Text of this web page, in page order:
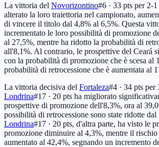
La vittoria del Novorizontino#6 · 33 pts per 2-
alterato la loro traiettoria nel campionato,
di vincere il titolo dal 4,8% al 6,5%. Questa
incrementato le loro possibilità di promozione
al 27,5%, mentre ha ridotto la probabilità di
all'8,1%. Al contrario, le prospettive del Ceará
con la probabilità di promozione che è scesa al
probabilità di retrocessione che è aumentata al
La vittoria decisiva del Fortaleza#4 · 34 pts per
Londrina#17 · 20 pts ha migliorato
prospettive di promozione dell'8,3%, ora al
possibilità di retrocessione sono state ridotte
Londrina#17 · 20 pts, d'altra parte, ha visto le
promozione diminuire al 4,3%, mentre il rischio
aumentato al 42,4%, segnando un incremento